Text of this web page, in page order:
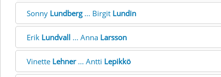
Sonny Lundberg... Birgit Lundin
Erik Lundvall ... Anna Larsson
Vinette Lehner... Antti Lepikkö